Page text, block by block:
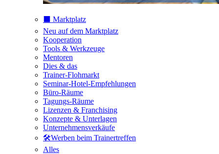
⬛️ Marktplatz
Neu auf dem Marktplatz
Kooperation
Tools & Werkzeuge
Mentoren
Dies & das
Trainer-Flohmarkt
Seminar-Hotel-Empfehlungen
Büro-Räume
Tagungs-Räume
Lizenzen & Franchising
Konzepte & Unterlagen
Unternehmensverkäufe
🛠️Werben beim Trainertreffen
Alles